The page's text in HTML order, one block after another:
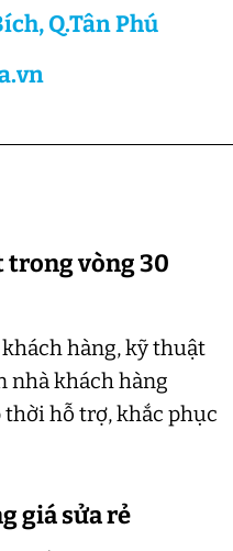
Q.Tân Phú
trong vòng 30
hàng, kỹ thuật
nhà khách hàng
hỗ trợ, khắc phục
giá sửa rẻ